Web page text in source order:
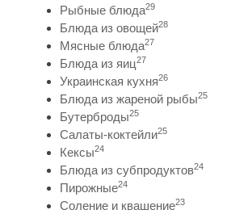
Рыбные блюда29
Блюда из овощей28
Мясные блюда27
Блюда из яиц27
Украинская кухня26
Блюда из жареной рыбы25
Бутерброды25
Салаты-коктейли25
Кексы24
Блюда из субпродуктов24
Пирожные24
Соление и квашение23